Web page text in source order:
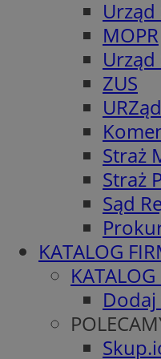
MOPR
ZUS
Straż
Straż
Sąd
KATALOG